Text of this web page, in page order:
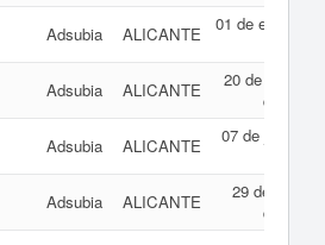
Adsubia ALICANTE
01 de enero de
Adsubia ALICANTE
20 de octubre
de 2016
Adsubia ALICANTE
07 de junio de
Adsubia ALICANTE
29 de marzo
de 2016